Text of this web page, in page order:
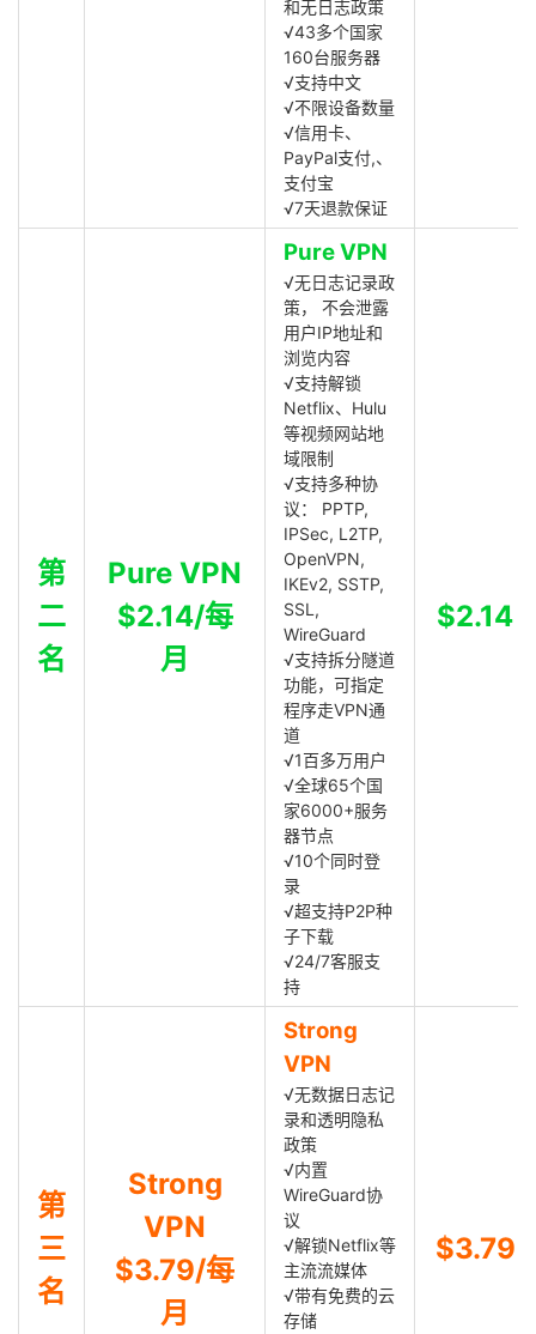
和无日志政策
√43多个国家
160台服务器
√支持中文
√不限设备数量
√信用卡、
PayPal支付,、
支付宝
√7天退款保证
第
二
名
Pure VPN
$2.14/每
月
Pure VPN
√无日志记录政
策， 不会泄露
用户IP地址和
浏览内容
√支持解锁
Netflix、Hulu
等视频网站地
域限制
√支持多种协
议： PPTP,
IPSec, L2TP,
OpenVPN,
IKEv2, SSTP,
SSL,
WireGuard
√支持拆分隧道
功能，可指定
程序走VPN通
道
√1百多万用户
√全球65个国
家6000+服务
器节点
√10个同时登
录
√超支持P2P种
子下载
√24/7客服支
持
$2.14
第
三
名
Strong
VPN
$3.79/每
月
Strong
VPN
√无数据日志记
录和透明隐私
政策
√内置
WireGuard协
议
√解锁Netflix等
主流流媒体
√带有免费的云
存储
$3.79